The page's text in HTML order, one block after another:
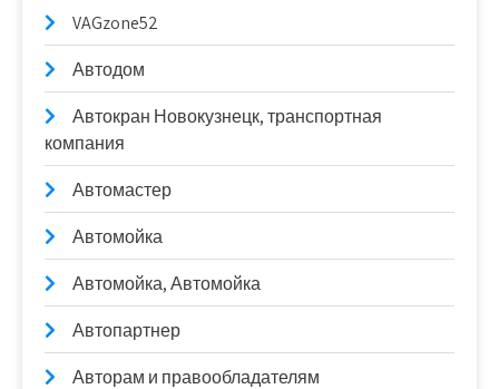
VAGzone52
Автодом
Автокран Новокузнецк, транспортная
компания
Автомастер
Автомойка
Автомойка, Автомойка
Автопартнер
Авторам и правообладателям